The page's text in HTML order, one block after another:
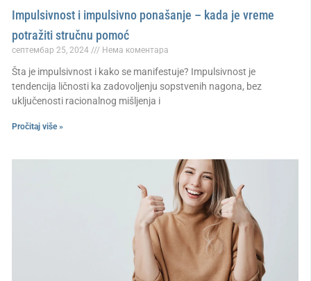
Impulsivnost i impulsivno ponašanje – kada je vreme
potražiti stručnu pomoć
септембар 25, 2024 Нема коментара
Šta je impulsivnost i kako se manifestuje? Impulsivnost je
tendencija ličnosti ka zadovoljenju sopstvenih nagona, bez
uključenosti racionalnog mišljenja i
Pročitaj više »